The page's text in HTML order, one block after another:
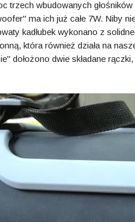
trzech wbudowanych
ma ich już całe 7W. Niby
kadłubek wykonano z
która również działa na
dołożono dwie składane